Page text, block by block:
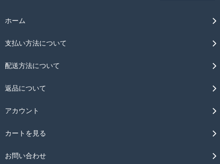
ホーム
支払い方法について
配送方法について
返品について
アカウント
カートを見る
お問い合わせ